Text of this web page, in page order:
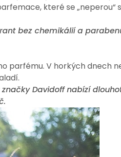
které se „neperou“
bez chemikálií a
parfému. V horkých dnech
Davidoff nabízí